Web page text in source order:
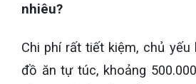
nhiêu?
Chi phí rất tiết kiệm, chủ yếu
đồ ăn tự túc, khoảng